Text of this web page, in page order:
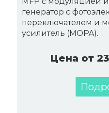
генератор с
переключателем и
усилитель (MOPA).
Цена от